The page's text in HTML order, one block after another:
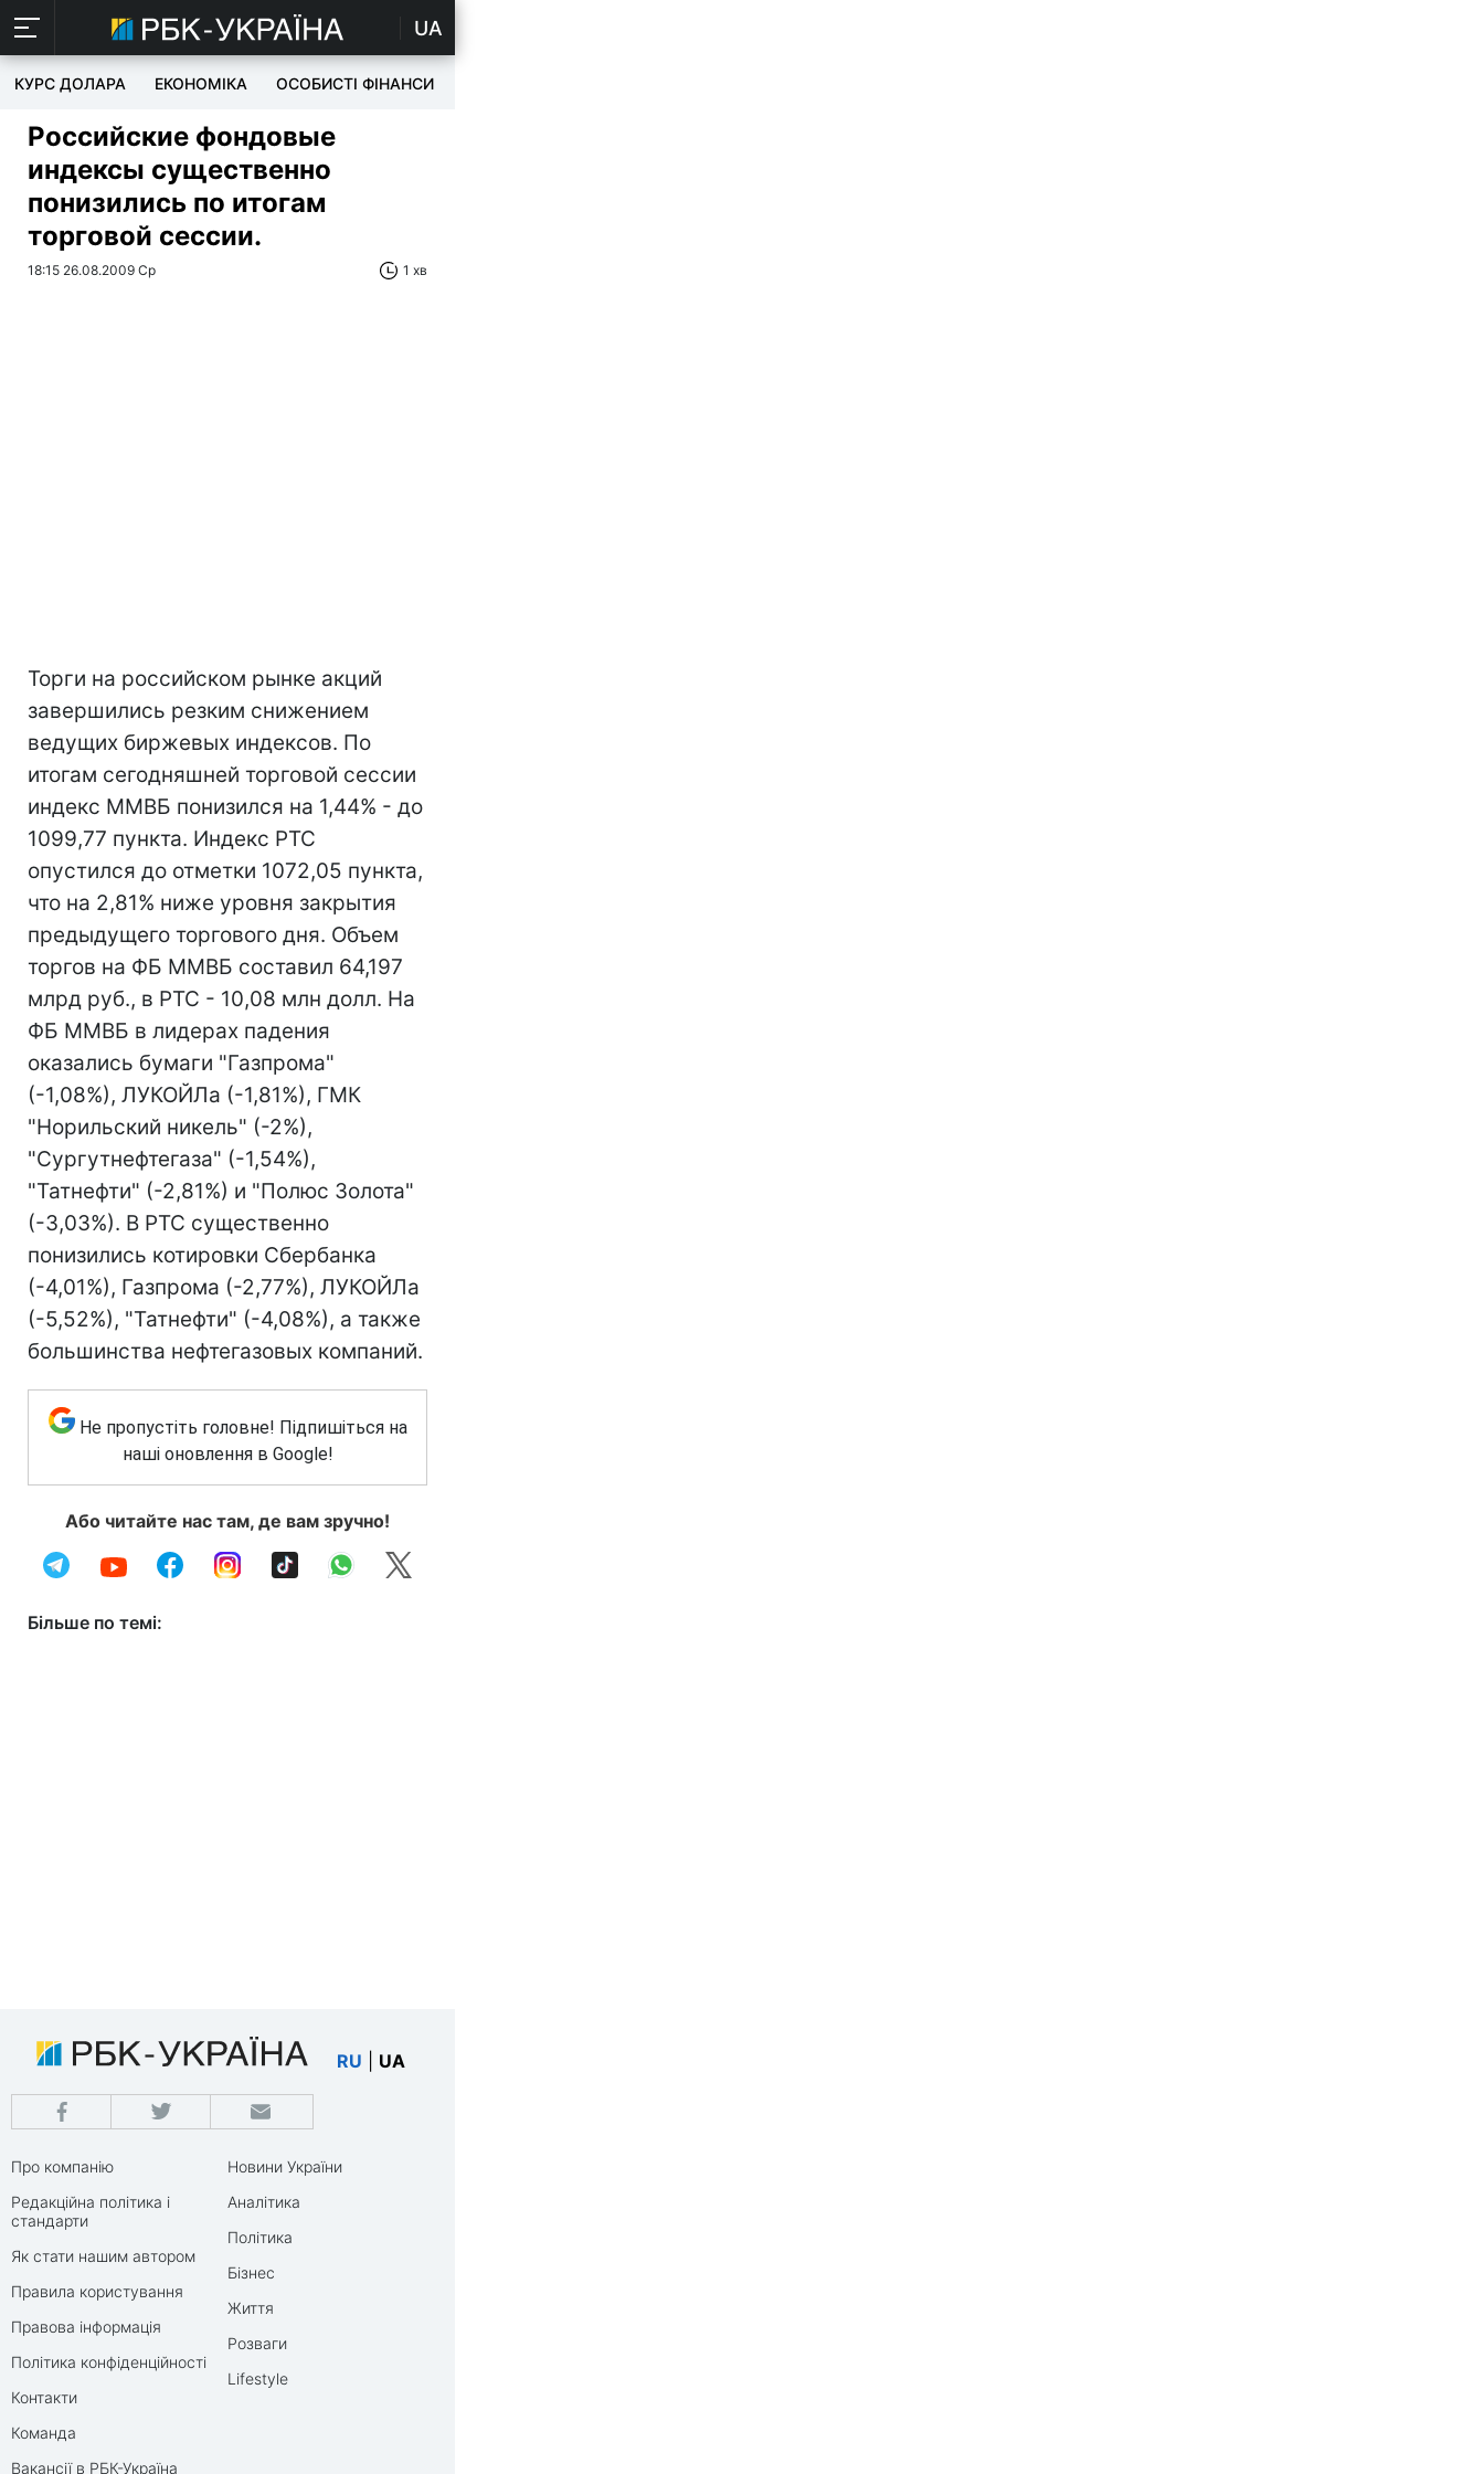
UA
КУРС ДОЛАРА ЕКОНОМІКА ОСОБИСТІ ФІНАНСИ
Российские фондовые
индексы существенно
понизились по итогам
торговой сессии.
18:15 26.08.2009 Ср 1 хв
Торги на российском рынке акций
завершились резким снижением
ведущих биржевых индексов. По
итогам сегодняшней торговой сессии
индекс ММВБ понизился на 1,44% - до
1099,77 пункта. Индекс РТС
опустился до отметки 1072,05 пункта,
что на 2,81% ниже уровня закрытия
предыдущего торгового дня. Объем
торгов на ФБ ММВБ составил 64,197
млрд руб., в РТС - 10,08 млн долл. На
ФБ ММВБ в лидерах падения
оказались бумаги "Газпрома"
(-1,08%), ЛУКОЙЛа (-1,81%), ГМК
"Норильский никель" (-2%),
"Сургутнефтегаза" (-1,54%),
"Татнефти" (-2,81%) и "Полюс Золота"
(-3,03%). В РТС существенно
понизились котировки Сбербанка
(-4,01%), Газпрома (-2,77%), ЛУКОЙЛа
(-5,52%), "Татнефти" (-4,08%), а также
большинства нефтегазовых компаний.
Не пропустіть головне! Підпишіться на
наші оновлення в Google!
Або читайте нас там, де вам зручно!
Більше по темі:
RU UA
Про компанію
Редакційна політика і
стандарти
Як стати нашим автором
Правила користування
Правова інформація
Політика конфіденційності
Контакти
Команда
Вакансії в РБК-Україна
Новини України
Аналітика
Політика
Бізнес
Життя
Розваги
Lifestyle